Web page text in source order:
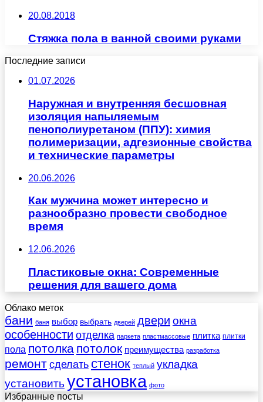
20.08.2018
Стяжка пола в ванной своими руками
Последние записи
01.07.2026
Наружная и внутренняя бесшовная
изоляция напыляемым
пенополиуретаном (ППУ): химия
полимеризации, адгезионные свойства
и технические параметры
20.06.2026
Как мужчина может интересно и
разнообразно провести свободное
время
12.06.2026
Пластиковые окна: Современные
решения для вашего дома
Облако меток
бани баня выбор выбрать дверей двери окна
особенности отделка паркета пластмассовые плитка плитки
пола потолка потолок преимущества разработка
ремонт сделать стенок теплый укладка
установить установка фото
Избранные посты